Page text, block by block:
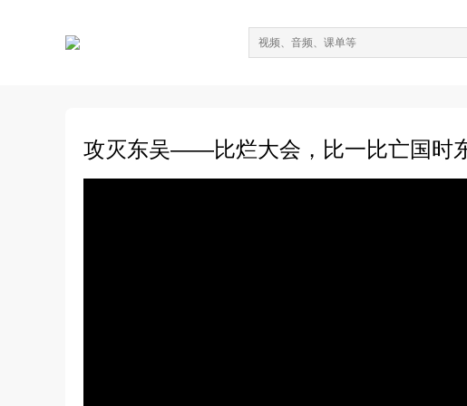
攻灭东吴——比烂大会，比一比亡国时